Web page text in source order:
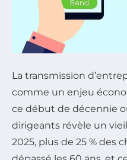
La transmission
comme un enjeu
ce début de décennie
dirigeants révèle un
2025, plus de 25 % des